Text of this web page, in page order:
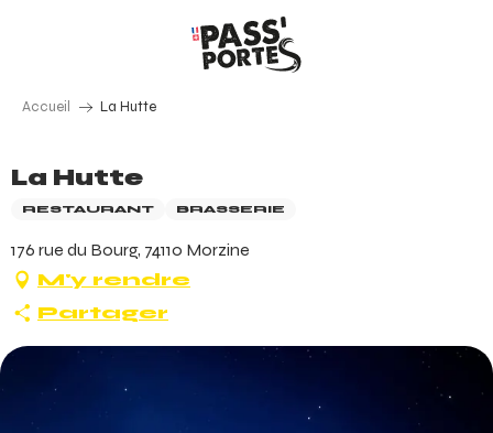
Accueil La Hutte
La Hutte
RESTAURANT BRASSERIE
176 rue du Bourg, 74110 Morzine
M'y rendre
Partager